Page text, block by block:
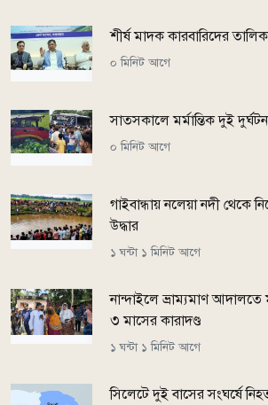
শীর্ষ মাদক কারবারিদের তালিকা
০ মিনিট আগে
সাতসকালে মর্মান্তিক দুই
০ মিনিট আগে
গাইবান্ধায় নলেয়া নদী থেকে
উদ্ধার
১ ঘন্টা ১ মিনিট আগে
নান্দাইলে ভ্রাম্যমাণ
৩ মাসের কারাদণ্ড
১ ঘন্টা ১ মিনিট আগে
সিলেটে দুই বাসের সংঘর্ষে